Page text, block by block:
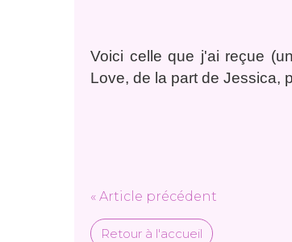
Voici celle que j'ai reçue
Love, de la part de Jessica,
« Article précédent
Retour à l'accueil